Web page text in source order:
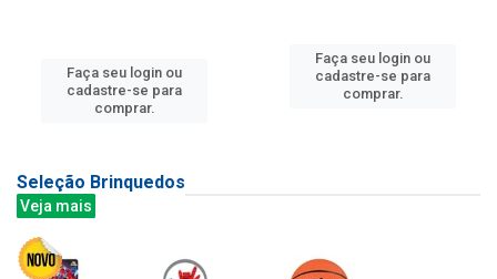
Faça seu login ou
cadastre-se para
comprar.
Faça seu login ou
cadastre-se para
comprar.
Seleção Brinquedos
Veja mais